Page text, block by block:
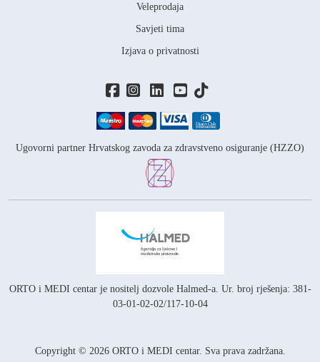
Copyright © 2026 ORTO i MEDI centar. Sva prava zadržana.
Ugovorni partner Hrvatskog zavoda za zdravstveno osiguranje (HZZO)
ORTO i MEDI centar je nositelj dozvole Halmed-a. Ur. broj rješenja: 381-
03-01-02-02/117-10-04
Veleprodaja
Savjeti tima
Izjava o privatnosti